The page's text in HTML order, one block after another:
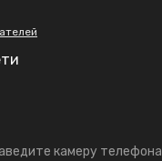
камеру телефона